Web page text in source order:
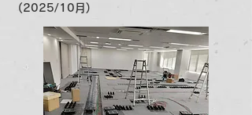
(2025/10月)